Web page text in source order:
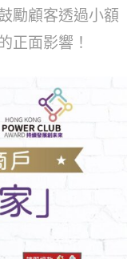
勵顧客透過小額
正面影響！